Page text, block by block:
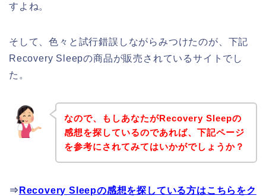
すよね。
そして、色々と試行錯誤しながらみつけたのが、下記
Recovery Sleepの商品が販売されているサイトでし
た。
なので、もしあなたがRecovery Sleepの
感想を探しているのであれば、下記ページ
を参考にされてみてはいかがでしょうか？
⇒ Recovery Sleepの感想を探している方はこちらをク